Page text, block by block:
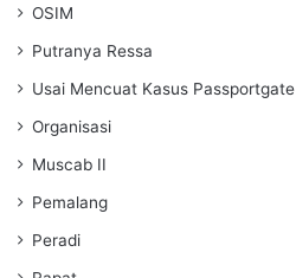
OSIM
Putranya Ressa
Usai Mencuat Kasus Passportgate
Organisasi
Muscab II
Pemalang
Peradi